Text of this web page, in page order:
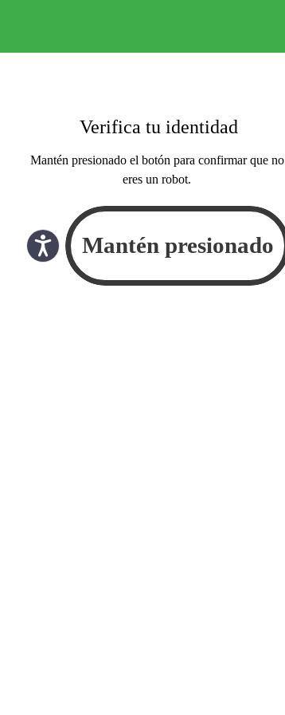
Verifica tu identidad
Mantén presionado el botón para confirmar que no
eres un robot.